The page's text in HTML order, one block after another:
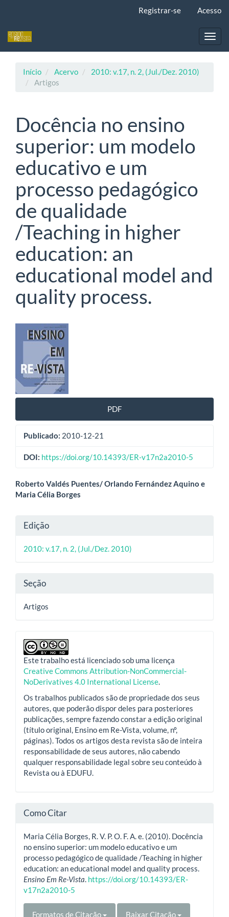
principal
Registrar-se Acesso
Início Acervo
2010: v.17, n. 2, (Jul./Dez. 2010)
Artigos
Docência no ensino
superior: um modelo
educativo e um
processo pedagógico
de qualidade
/Teaching in higher
education: an
educational model and
quality process.
Barra
lateral
de
artigos
PDF
Publicado: 2010-12-21
DOI: https://doi.org/10.14393/ER-v17n2a2010-5
Conteúdo
artigo
Roberto Valdés Puentes/ Orlando Fernández Aquino e
Maria Célia Borges
Detalhes
do
Edição
2010: v.17, n. 2, (Jul./Dez. 2010)
Seção
Artigos
Este trabalho está licenciado sob uma licença
Creative Commons Attribution-NonCommercial-
NoDerivatives 4.0 International License
Os trabalhos publicados são de propriedade dos seus
autores, que poderão dispor deles para posteriores
publicações, sempre fazendo constar a edição original
(título original, Ensino em Re-Vista, volume, nº,
páginas). Todos os artigos desta revista são de inteira
responsabilidade de seus autores, não cabendo
qualquer responsabilidade legal sobre seu conteúdo à
Revista ou à EDUFU.
Como Citar
Maria Célia Borges, R. V. P. O. F. A. e. (2010). Docência
no ensino superior: um modelo educativo e um
processo pedagógico de qualidade /Teaching in higher
education: an educational model and quality process.
Ensino Em Re-Vista https://doi.org/10.14393/ER-
v17n2a2010-5
Formatos de Citação Baixar Citação